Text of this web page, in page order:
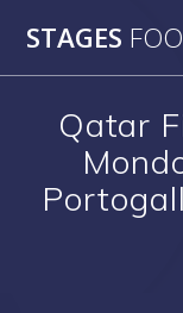
STAGES
Qatar